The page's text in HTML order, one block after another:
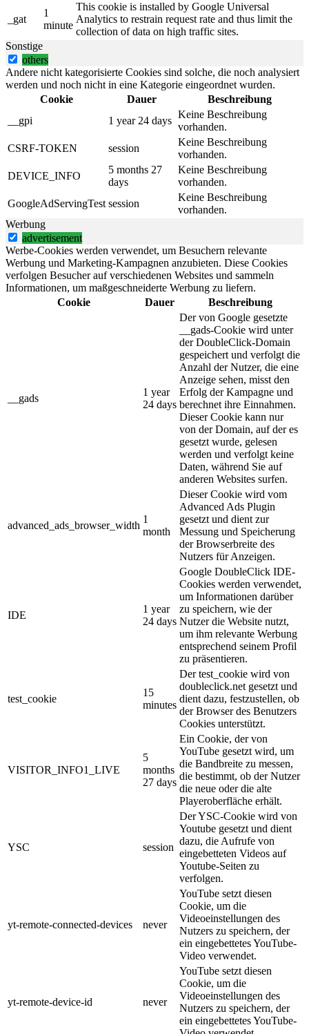
_gat
1
minute
This cookie is installed by Google Universal
Analytics to restrain request rate and thus limit the
collection of data on high traffic sites.
Sonstige
others
Andere nicht kategorisierte Cookies sind solche, die noch analysiert
werden und noch nicht in eine Kategorie eingeordnet wurden.
Cookie
Dauer
Beschreibung
__gpi
1 year 24 days
Keine Beschreibung
vorhanden.
CSRF-TOKEN
session
Keine Beschreibung
vorhanden.
DEVICE_INFO
5 months 27
days
Keine Beschreibung
vorhanden.
GoogleAdServingTest session
Keine Beschreibung
vorhanden.
Werbung
advertisement
Werbe-Cookies werden verwendet, um Besuchern relevante
Werbung und Marketing-Kampagnen anzubieten. Diese Cookies
verfolgen Besucher auf verschiedenen Websites und sammeln
Informationen, um maßgeschneiderte Werbung zu liefern.
Cookie
Dauer Beschreibung
__gads
1 year
24 days
Der von Google gesetzte
__gads-Cookie wird unter
der DoubleClick-Domain
gespeichert und verfolgt die
Anzahl der Nutzer, die eine
Anzeige sehen, misst den
Erfolg der Kampagne und
berechnet ihre Einnahmen.
Dieser Cookie kann nur
von der Domain, auf der es
gesetzt wurde, gelesen
werden und verfolgt keine
Daten, während Sie auf
anderen Websites surfen.
advanced_ads_browser_width
1
month
Dieser Cookie wird vom
Advanced Ads Plugin
gesetzt und dient zur
Messung und Speicherung
der Browserbreite des
Nutzers für Anzeigen.
IDE
1 year
24 days
Google DoubleClick IDE-
Cookies werden verwendet,
um Informationen darüber
zu speichern, wie der
Nutzer die Website nutzt,
um ihm relevante Werbung
entsprechend seinem Profil
zu präsentieren.
test_cookie
15
minutes
Der test_cookie wird von
doubleclick.net gesetzt und
dient dazu, festzustellen, ob
der Browser des Benutzers
Cookies unterstützt.
VISITOR_INFO1_LIVE
5
months
27 days
Ein Cookie, der von
YouTube gesetzt wird, um
die Bandbreite zu messen,
die bestimmt, ob der Nutzer
die neue oder die alte
Playeroberfläche erhält.
YSC session
Der YSC-Cookie wird von
Youtube gesetzt und dient
dazu, die Aufrufe von
eingebetteten Videos auf
Youtube-Seiten zu
verfolgen.
yt-remote-connected-devices never
YouTube setzt diesen
Cookie, um die
Videoeinstellungen des
Nutzers zu speichern, der
ein eingebettetes YouTube-
Video verwendet.
yt-remote-device-id never
YouTube setzt diesen
Cookie, um die
Videoeinstellungen des
Nutzers zu speichern, der
ein eingebettetes YouTube-